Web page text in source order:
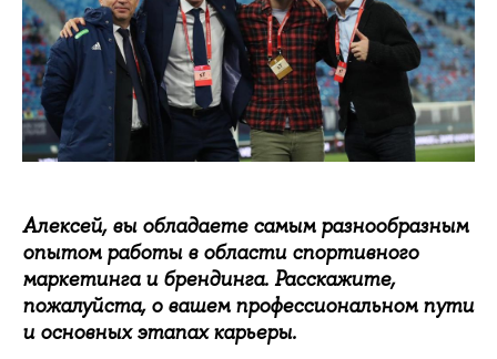
Алексей, вы обладаете самым разнообразным
опытом работы в области спортивного
маркетинга и брендинга. Расскажите,
пожалуйста, о вашем профессиональном пути
и основных этапах карьеры.